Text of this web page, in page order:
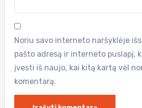
Noriu savo interneto naršyklėje
pašto adresą ir interneto puslapį,
įvesti iš naujo, kai kitą kartą vėl
komentarą.